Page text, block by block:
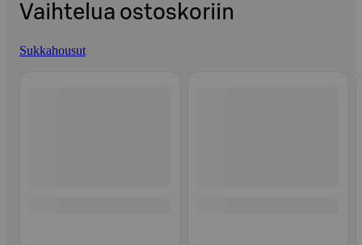
Vaihtelua ostoskoriin
Sukkahousut